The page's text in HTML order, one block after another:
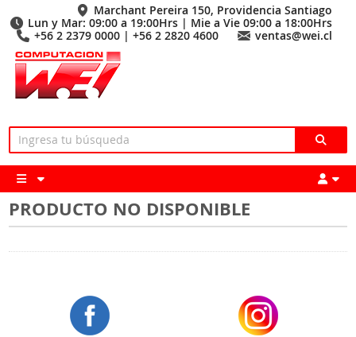
Marchant Pereira 150, Providencia Santiago
Lun y Mar: 09:00 a 19:00Hrs | Mie a Vie 09:00 a 18:00Hrs
+56 2 2379 0000 | +56 2 2820 4600
ventas@wei.cl
PRODUCTO NO DISPONIBLE